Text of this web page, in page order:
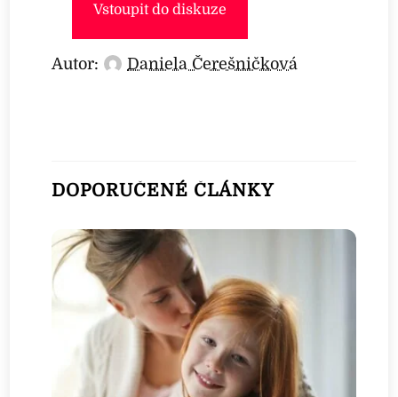
Vstoupit do diskuze
Autor: Daniela Čerešničková
DOPORUČENÉ ČLÁNKY